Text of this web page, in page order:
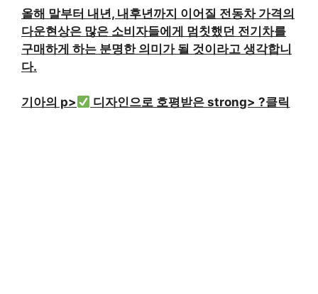
올해 말부터 내년, 내후년까지 이어질 전동차 가격의
다운현상은 많은 소비자들에게 멈칫했던 전기차를
구매하게 하는 분명한 의미가 될 것이라고 생각합니
다.
기아의 p> 디자인으로 호평받은 strong> ?클릭